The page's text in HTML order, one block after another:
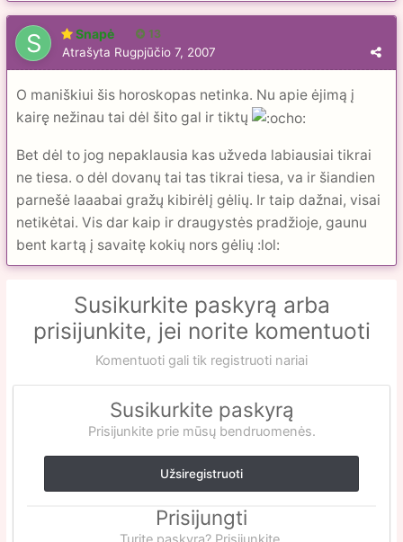
Snapė 13
Atrašyta Rugpjūčio 7, 2007
O maniškiui šis horoskopas netinka. Nu apie ėjimą į
kairę nežinau tai dėl šito gal ir tiktų
Bet dėl to jog nepaklausia kas užveda labiausiai tikrai
ne tiesa. o dėl dovanų tai tas tikrai tiesa, va ir šiandien
parnešė laaabai gražų kibirėlį gėlių. Ir taip dažnai, visai
netikėtai. Vis dar kaip ir draugystės pradžioje, gaunu
bent kartą į savaitę kokių nors gėlių :lol:
Susikurkite paskyrą arba
prisijunkite, jei norite komentuoti
Komentuoti gali tik registruoti nariai
Susikurkite paskyrą
Prisijunkite prie mūsų bendruomenės.
Užsiregistruoti
Prisijungti